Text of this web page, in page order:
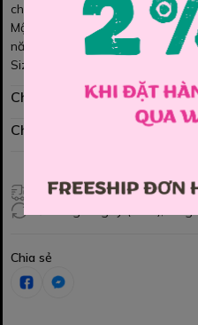
cho bé yêu diện Tết thêm xinh 🎋
Một lựa chọn hoàn hảo để bé
năm mới ❤️
Size : 80 , 90 , 100 , 110 , 120 ,
Chính sách mua hàng
Chính sách đổi hàng
Giao hàng toàn quốc
Chia sẻ